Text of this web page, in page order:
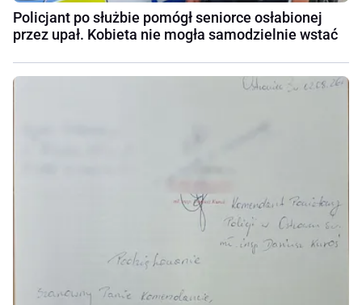
Policjant po służbie pomógł seniorce osłabionej
przez upał. Kobieta nie mogła samodzielnie wstać